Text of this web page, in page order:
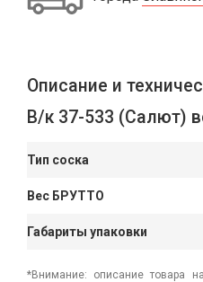
Описание и
В/к 37-533 (Салют)
Тип соска
Вес БРУТТО
Габариты упаковки
*Внимание: описание товара